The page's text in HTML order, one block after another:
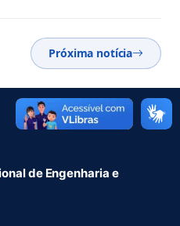
Próxima notícia
de Engenharia e